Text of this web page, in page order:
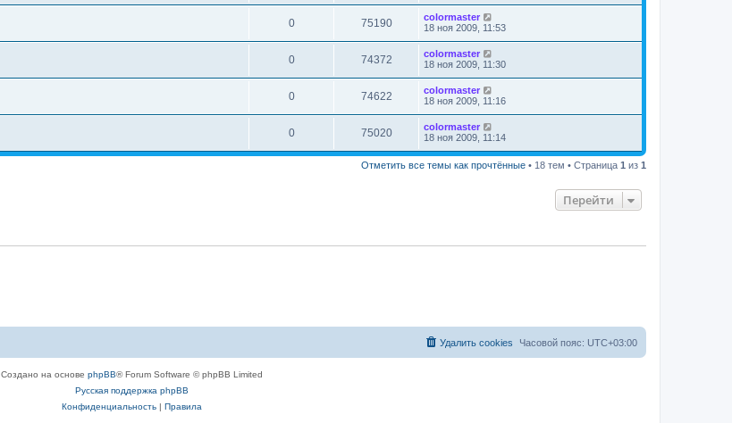
0 75190
colormaster
18 ноя 2009, 11:53
0 74372
colormaster
18 ноя 2009, 11:30
0 74622
colormaster
18 ноя 2009, 11:16
0 75020
colormaster
18 ноя 2009, 11:14
Отметить все темы как прочтённые • 18 тем • Страница 1 из 1
Перейти
Часовой пояс: UTC+03:00
Удалить cookies
Создано на основе phpBB® Forum Software © phpBB Limited
Русская поддержка phpBB
Конфиденциальность| Правила